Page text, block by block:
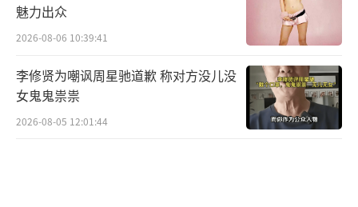
魅力出众
2026-08-06 10:39:41
李修贤为嘲讽周星驰道歉 称对方没儿没
女鬼鬼祟祟
2026-08-05 12:01:44